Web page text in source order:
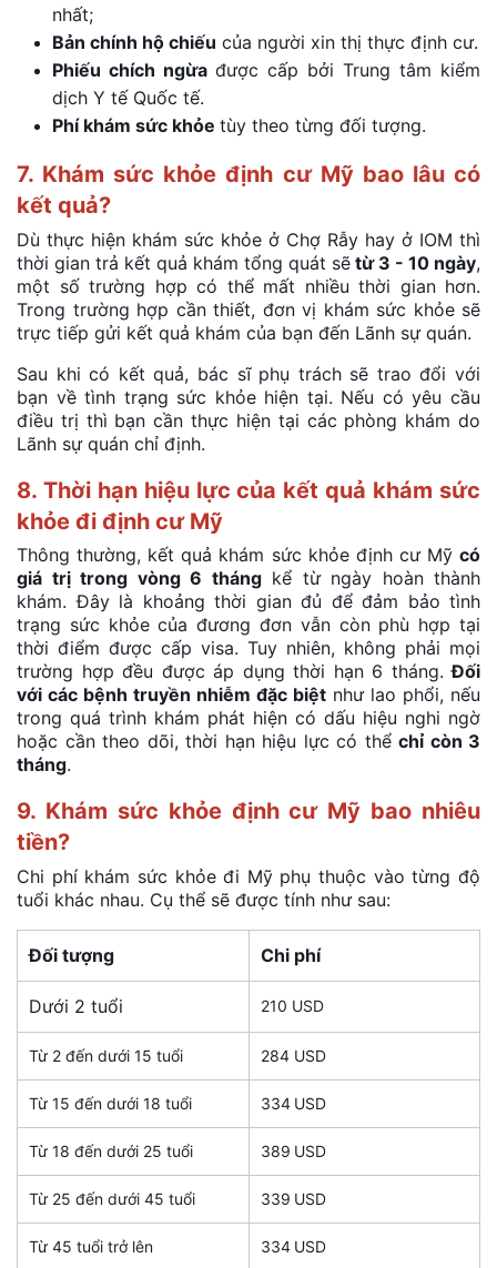
nhất;
Bản chính hộ chiếu của người xin thị thực định cư.
Phiếu chích ngừa được cấp bởi Trung tâm kiểm
dịch Y tế Quốc tế.
Phí khám sức khỏe tùy theo từng đối tượng.
7. Khám sức khỏe định cư Mỹ bao lâu có
kết quả?
Dù thực hiện khám sức khỏe ở Chợ Rẫy hay ở IOM thì
thời gian trả kết quả khám tổng quát sẽ từ 3 - 10 ngày,
một số trường hợp có thể mất nhiều thời gian hơn.
Trong trường hợp cần thiết, đơn vị khám sức khỏe sẽ
trực tiếp gửi kết quả khám của bạn đến Lãnh sự quán.
Sau khi có kết quả, bác sĩ phụ trách sẽ trao đổi với
bạn về tình trạng sức khỏe hiện tại. Nếu có yêu cầu
điều trị thì bạn cần thực hiện tại các phòng khám do
Lãnh sự quán chỉ định.
8. Thời hạn hiệu lực của kết quả khám sức
khỏe đi định cư Mỹ
Thông thường, kết quả khám sức khỏe định cư Mỹ có
giá trị trong vòng 6 thángkể từ ngày hoàn thành
khám. Đây là khoảng thời gian đủ để đảm bảo tình
trạng sức khỏe của đương đơn vẫn còn phù hợp tại
thời điểm được cấp visa. Tuy nhiên, không phải mọi
trường hợp đều được áp dụng thời hạn 6 tháng.Đối
với các bệnh truyền nhiễm đặc biệt như lao phổi, nếu
trong quá trình khám phát hiện có dấu hiệu nghi ngờ
hoặc cần theo dõi, thời hạn hiệu lực có thể chỉ còn 3
tháng.
9. Khám sức khỏe định cư Mỹ bao nhiêu
tiền?
Chi phí khám sức khỏe đi Mỹ phụ thuộc vào từng độ
tuổi khác nhau. Cụ thể sẽ được tính như sau:
Đối tượng Chi phí
Dưới 2 tuổi 210 USD
Từ 2 đến dưới 15 tuổi 284 USD
Từ 15 đến dưới 18 tuổi 334 USD
Từ 18 đến dưới 25 tuổi 389 USD
Từ 25 đến dưới 45 tuổi 339 USD
Từ 45 tuổi trở lên 334 USD